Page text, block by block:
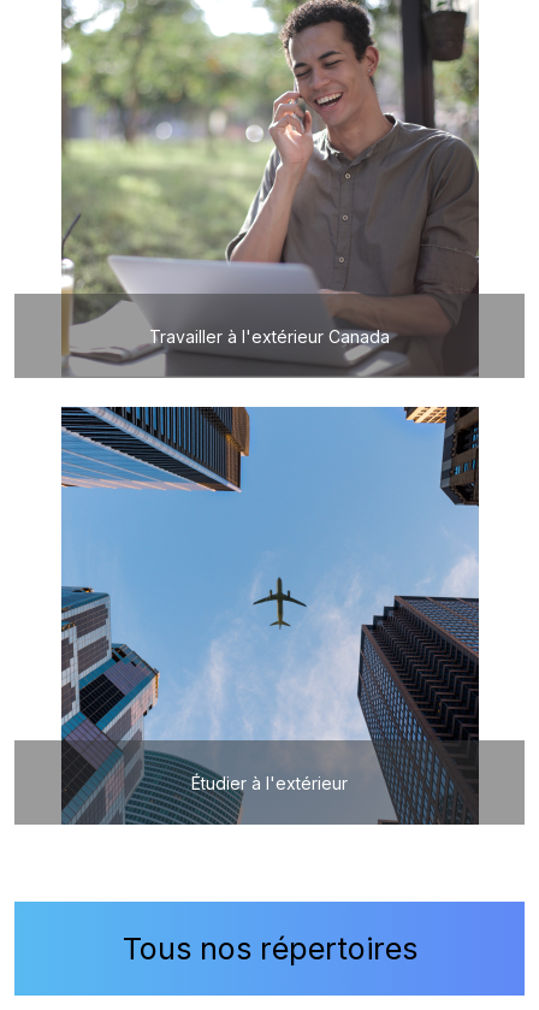
Travailler à l'extérieur Canada
Étudier à l'extérieur
Tous nos répertoires